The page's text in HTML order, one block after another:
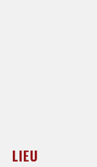
LIEU